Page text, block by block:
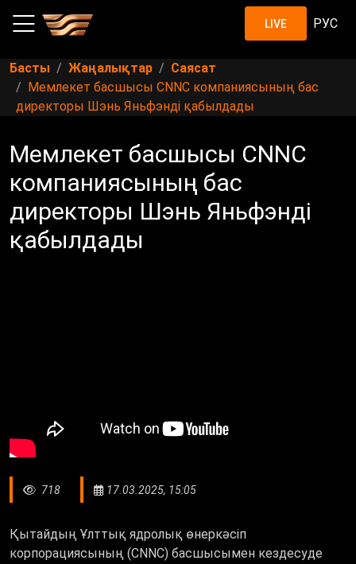
LIVE РУС
Басты Жаңалықтар
Саясат
Мемлекет басшысы СNNC компаниясының бас
директоры Шэнь Яньфэнді қабылдады
Мемлекет басшысы СNNC
компаниясының бас
директоры Шэнь Яньфэнді
қабылдады
718 17.03.2025, 15:05
Қытайдың Ұлттық ядролық өнеркәсіп
корпорациясының (СNNC) басшысымен кездесуде